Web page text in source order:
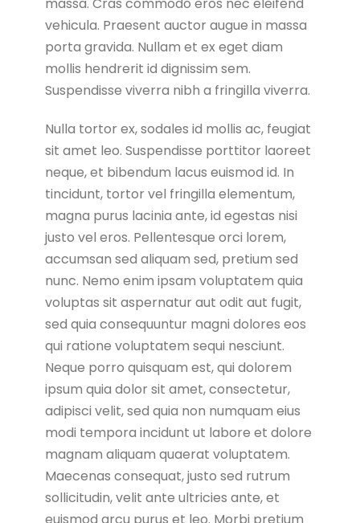
massa. Cras commodo eros nec eleifend
vehicula. Praesent auctor augue in massa
porta gravida. Nullam et ex eget diam
mollis hendrerit id dignissim sem.
Suspendisse viverra nibh a fringilla viverra.
Nulla tortor ex, sodales id mollis ac, feugiat
sit amet leo. Suspendisse porttitor laoreet
neque, et bibendum lacus euismod id. In
tincidunt, tortor vel fringilla elementum,
magna purus lacinia ante, id egestas nisi
justo vel eros. Pellentesque orci lorem,
accumsan sed aliquam sed, pretium sed
nunc. Nemo enim ipsam voluptatem quia
voluptas sit aspernatur aut odit aut fugit,
sed quia consequuntur magni dolores eos
qui ratione voluptatem sequi nesciunt.
Neque porro quisquam est, qui dolorem
ipsum quia dolor sit amet, consectetur,
adipisci velit, sed quia non numquam eius
modi tempora incidunt ut labore et dolore
magnam aliquam quaerat voluptatem.
Maecenas consequat, justo sed rutrum
sollicitudin, velit ante ultricies ante, et